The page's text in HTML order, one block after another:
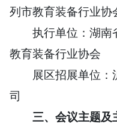
列市教育装备行业协
执行单位：湖南
教育装备行业协会
展区招展单位：
司
三、 会议主题及